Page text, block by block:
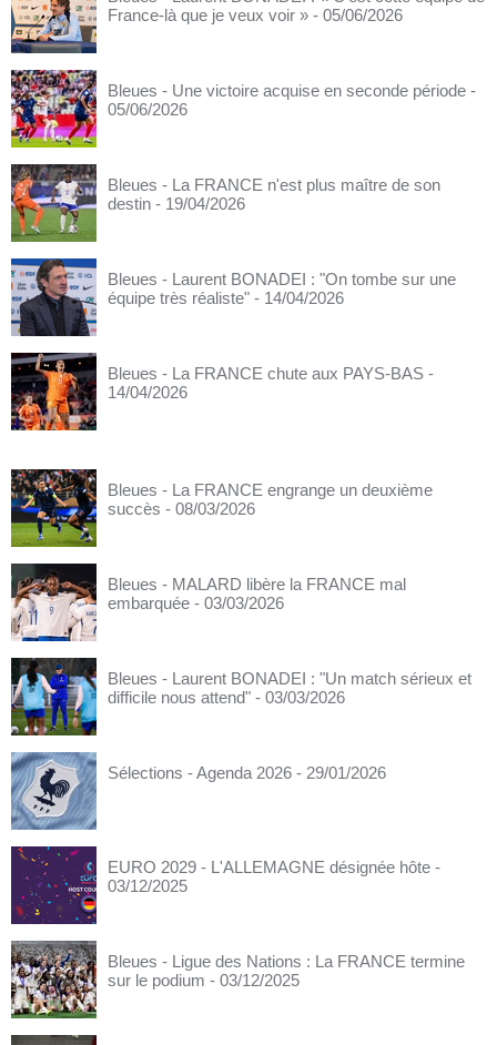
France-là que je veux voir » - 05/06/2026
Bleues - Une victoire acquise en seconde période -
05/06/2026
Bleues - La FRANCE n'est plus maître de son
destin - 19/04/2026
Bleues - Laurent BONADEI : "On tombe sur une
équipe très réaliste" - 14/04/2026
Bleues - La FRANCE chute aux PAYS-BAS -
14/04/2026
Bleues - La FRANCE engrange un deuxième
succès - 08/03/2026
Bleues - MALARD libère la FRANCE mal
embarquée - 03/03/2026
Bleues - Laurent BONADEI : "Un match sérieux et
difficile nous attend" - 03/03/2026
Sélections - Agenda 2026 - 29/01/2026
EURO 2029 - L'ALLEMAGNE désignée hôte -
03/12/2025
Bleues - Ligue des Nations : La FRANCE termine
sur le podium - 03/12/2025